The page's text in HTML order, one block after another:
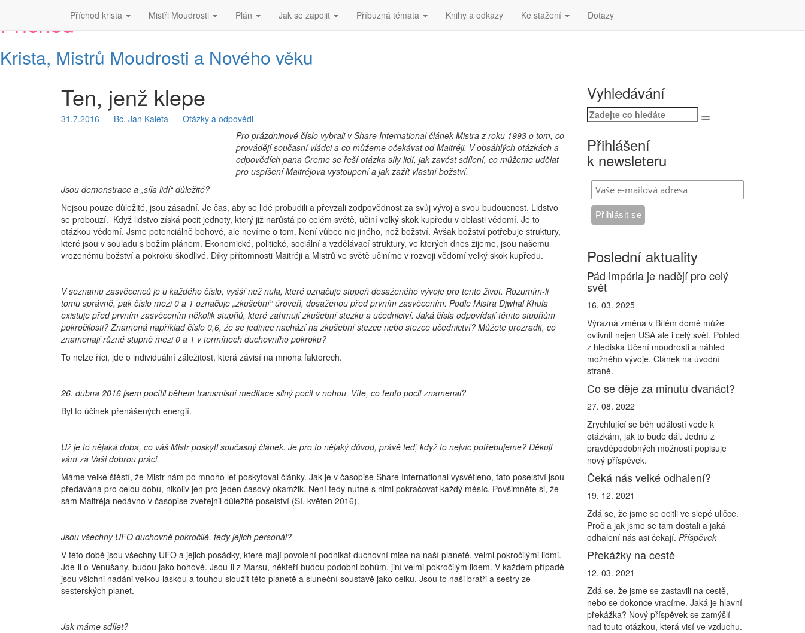
Příchod krista Mistři Moudrosti Plán Jak se zapojit Příbuzná témata Knihy a odkazy Ke stažení Dotazy
Příchod
Krista, Mistrů Moudrosti a Nového věku
Ten,
jenž
klepe
Ten, jenž klepe
31.7.2016 Bc. Jan Kaleta
Otázky a odpovědi
Pro prázdninové číslo vybrali v Share International článek Mistra z roku 1993 o tom, co
provádějí současní vládci a co můžeme očekávat od Maitréji. V obsáhlých otázkách a
odpovědích pana Creme se řeší otázka síly lidí, jak zavést sdílení, co můžeme udělat
pro uspíšení Maitréjova vystoupení a jak zažít vlastní božství.
Jsou demonstrace a „síla lidí“ důležité?
Nejsou pouze důležité, jsou zásadní. Je čas, aby se lidé probudili a převzali zodpovědnost za svůj vývoj a svou budoucnost. Lidstvo
se probouzí. Když lidstvo získá pocit jednoty, který již narůstá po celém světě, učiní velký skok kupředu v oblasti vědomí. Je to
otázkou vědomí. Jsme potenciálně bohové, ale nevíme o tom. Není vůbec nic jiného, než božství. Avšak božství potřebuje struktury,
které jsou v souladu s božím plánem. Ekonomické, politické, sociální a vzdělávací struktury, ve kterých dnes žijeme, jsou našemu
vrozenému božství a pokroku škodlivé. Díky přítomnosti Maitréji a Mistrů ve světě učiníme v rozvoji vědomí velký skok kupředu.
V seznamu zasvěcenců je u každého číslo, vyšší než nula, které označuje stupeň dosaženého vývoje pro tento život. Rozumím-li
tomu správně, pak číslo mezi 0 a 1 označuje „zkušební“ úroveň, dosaženou před prvním zasvěcením. Podle Mistra Djwhal Khula
existuje před prvním zasvěcením několik stupňů, které zahrnují zkušební stezku a učednictví. Jaká čísla odpovídají těmto stupňům
pokročilosti? Znamená například číslo 0,6, že se jedinec nachází na zkušební stezce nebo stezce učednictví? Můžete prozradit, co
znamenají různé stupně mezi 0 a 1 v termínech duchovního pokroku?
To nelze říci, jde o individuální záležitost, která závisí na mnoha faktorech.
26. dubna 2016 jsem pocítil během transmisní meditace silný pocit v nohou. Víte, co tento pocit znamenal?
Byl to účinek přenášených energií.
Už je to nějaká doba, co váš Mistr poskytl současný článek. Je pro to nějaký důvod, právě teď, když to nejvíc potřebujeme? Děkuji
vám za Vaši dobrou práci.
Máme velké štěstí, že Mistr nám po mnoho let poskytoval články. Jak je v časopise Share International vysvětleno, tato poselství jsou
předávána pro celou dobu, nikoliv jen pro jeden časový okamžik. Není tedy nutné s nimi pokračovat každý měsíc. Povšimněte si, že
sám Maitréja nedávno v časopise zveřejnil důležité poselství (SI, květen 2016).
Jsou všechny UFO duchovně pokročilé, tedy jejich personál?
V této době jsou všechny UFO a jejich posádky, které mají povolení podnikat duchovní mise na naší planetě, velmi pokročilými lidmi.
Jde-li o Venušany, budou jako bohové. Jsou-li z Marsu, někteří budou podobni bohům, jiní velmi pokročilým lidem. V každém případě
jsou všichni nadáni velkou láskou a touhou sloužit této planetě a sluneční soustavě jako celku. Jsou to naši bratři a sestry ze
sesterských planet.
Jak máme sdílet?
Vyhledávání
Search
for:
Search
Přihlášení
k newsleteru
Poslední aktuality
Pád impéria je nadějí pro celý
svět
16. 03. 2025
Výrazná změna v Bílém domě může
ovlivnit nejen USA ale i celý svět. Pohled
z hlediska Učení moudrosti a náhled
možného vývoje. Článek na úvodní
straně.
Co se děje za minutu dvanáct?
27. 08. 2022
Zrychlující se běh událostí vede k
otázkám, jak to bude dál. Jednu z
pravděpodobných možností popisuje
nový příspěvek.
Čeká nás velké odhalení?
19. 12. 2021
Zdá se, že jsme se ocitli ve slepé uličce.
Proč a jak jsme se tam dostali a jaká
odhalení nás asi čekají. Příspěvek
Překážky na cestě
12. 03. 2021
Zdá se, že jsme se zastavili na cestě,
nebo se dokonce vracíme. Jaká je hlavní
překážka? Nový příspěvek se zamýšlí
nad touto otázkou, která visí ve vzduchu.